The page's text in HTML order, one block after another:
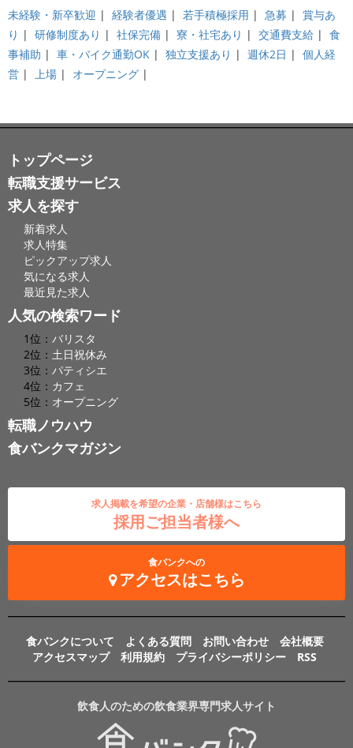
未経験・新卒歓迎 | 経験者優遇 | 若手積極採用 | 急募 | 賞与あ
り | 研修制度あり | 社保完備 | 寮・社宅あり | 交通費支給 | 食
事補助 | 車・バイク通勤OK | 独立支援あり | 週休2日 | 個人経
営 | 上場 | オープニング |
トップページ
転職支援サービス
求人を探す
新着求人
求人特集
ピックアップ求人
気になる求人
最近見た求人
人気の検索ワード
1位： バリスタ
2位： 土日祝休み
3位： パティシエ
4位： カフェ
5位： オープニング
転職ノウハウ
食バンクマガジン
求人掲載を希望の企業・店舗様はこちら
採用ご担当者様へ
食バンクへの
アクセスはこちら
食バンクについて よくある質問 お問い合わせ
会社概要
アクセスマップ
利用規約 プライバシーポリシー RSS
飲食人のための飲食業界専門求人サイト